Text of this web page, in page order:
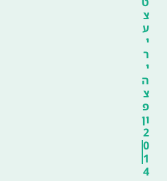
צ
ע
י
ר
י
ה
צ
פ
ון
2
0
1
4